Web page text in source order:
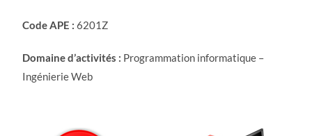
Code APE : 6201Z
Domaine d’activités : Programmation informatique –
Ingénierie Web